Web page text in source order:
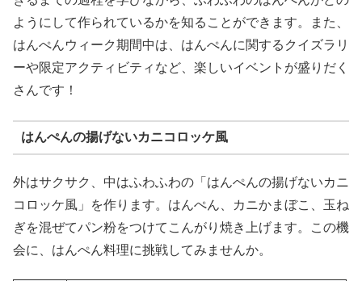
ようにして作られているかを知ることができます。また、
はんぺんウィーク期間中は、はんぺんに関するクイズラリ
ーや限定アクティビティなど、楽しいイベントが盛りだく
さんです！
はんぺんの揚げないカニコロッケ風
外はサクサク、中はふわふわの「はんぺんの揚げないカニ
コロッケ風」を作ります。はんぺん、カニかまぼこ、玉ね
ぎを混ぜてパン粉をつけてこんがり焼き上げます。この機
会に、はんぺん料理に挑戦してみませんか。